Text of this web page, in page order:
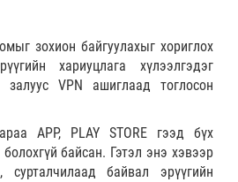
зохион байгуулахыг хориглох
хариуцлага хүлээлгэдэг
залуус VPN ашиглаад тоглосон
APP, PLAY STORE гээд бүх
байсан. Гэтэл энэ хэвээр
байвал эрүүгийн